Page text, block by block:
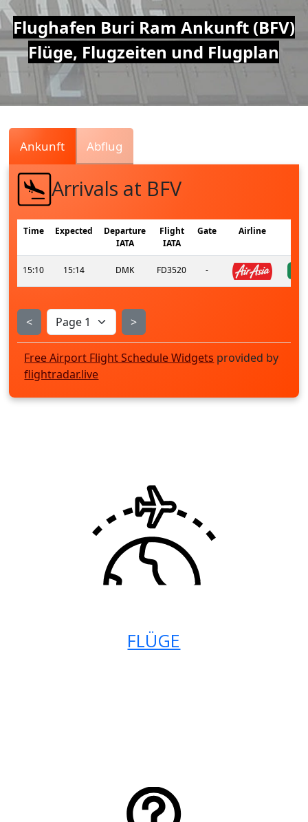
Air
Traffic
Live
Flughafen Buri Ram Ankunft (BFV)
Flüge, Flugzeiten und Flugplan
Ankunft Abflug
Arrivals at BFV
Time Expected
Departure
IATA
Flight
IATA
Gate Airline
15:10 15:14 DMK FD3520 -
< >
Free Airport Flight Schedule Widgets provided by
flightradar.live
FLÜGE